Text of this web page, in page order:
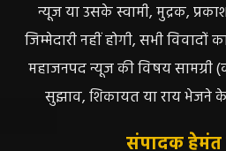
न्यूज या उसके स्वामी, मुद्रक,
जिम्मेदारी नहीं होगी, सभी विवादों
महाजनपद न्यूज की विषय
सुझाव, शिकायत या राय भेजने
संपादक